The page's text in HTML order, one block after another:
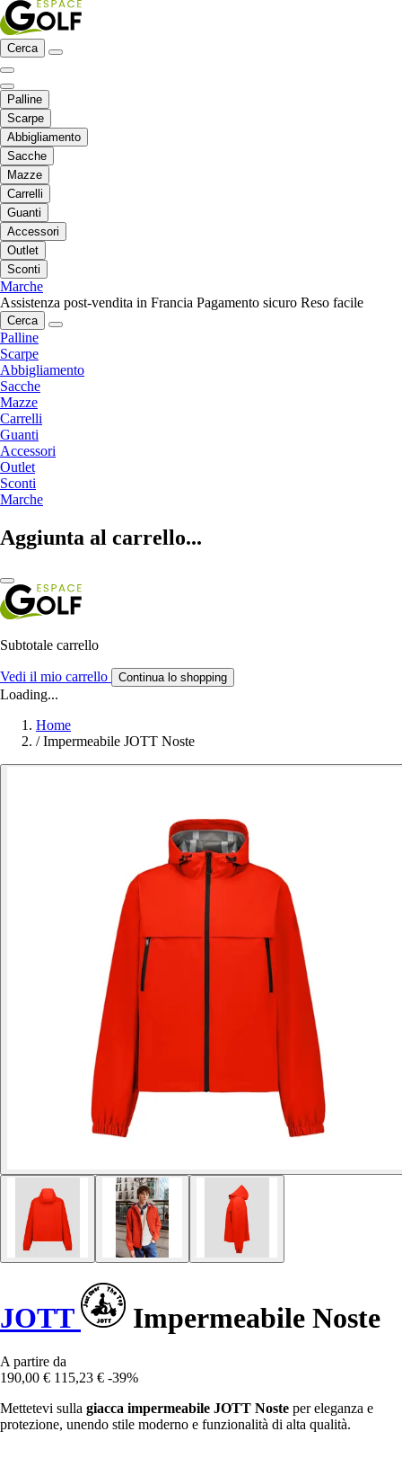
Cerca
Palline
Scarpe
Abbigliamento
Sacche
Mazze
Carrelli
Guanti
Accessori
Outlet
Sconti
Marche
Assistenza post-vendita in Francia Pagamento sicuro Reso facile
Cerca
Palline
Scarpe
Abbigliamento
Sacche
Mazze
Carrelli
Guanti
Accessori
Outlet
Sconti
Marche
Aggiunta al carrello...
Subtotale carrello
Vedi il mio carrello Continua lo shopping
Loading...
Home
/ Impermeabile JOTT Noste
JOTT Impermeabile Noste
A partire da
190,00 € 115,23 € -39%
Mettetevi sulla giacca impermeabile JOTT Noste per eleganza e
protezione, unendo stile moderno e funzionalità di alta qualità.